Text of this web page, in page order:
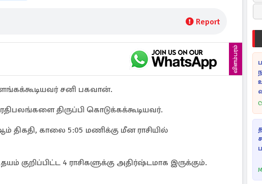
Report
விளம்பரம்
சனி பகவான்.
திருப்பி கொடுக்கக்கூடியவர்.
திகதி, காலை 5:05 மணிக்கு மீன ராசியில்
குறிப்பிட்ட 4 ராசிகளுக்கு அதிர்ஷ்டமாக இருக்கும்.